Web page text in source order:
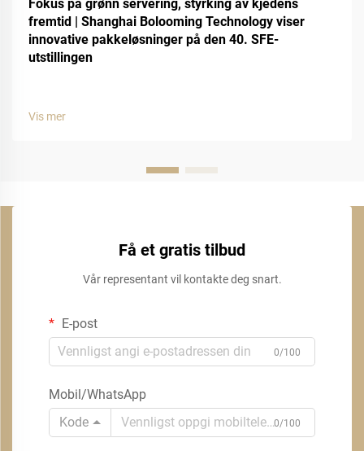
Fokus på grønn servering, styrking av kjedens
fremtid | Shanghai Bolooming Technology viser
innovative pakkeløsninger på den 40. SFE-
utstillingen
Vis mer
Få et gratis tilbud
Vår representant vil kontakte deg snart.
E-post
0/100
Mobil/WhatsApp
Kode
0/100